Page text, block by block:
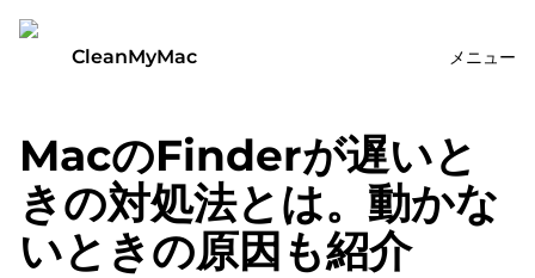
CleanMyMac メニュー
MacのFinderが遅いと
きの対処法とは。動かな
いときの原因も紹介